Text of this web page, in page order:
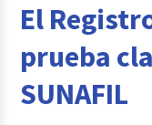
El
prueba
SUNAFIL